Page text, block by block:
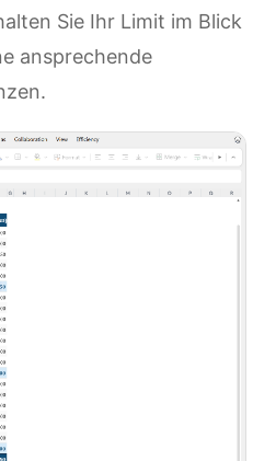
Sie Ihr Limit im Blick
ansprechende